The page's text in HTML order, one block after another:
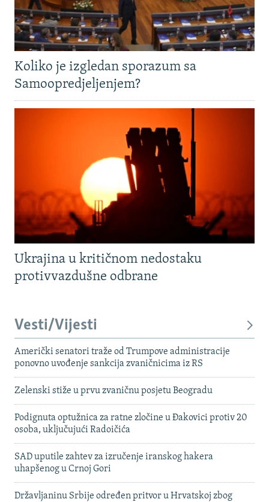
Koliko je izgledan sporazum sa
Samoopredjeljenjem?
Ukrajina u kritičnom nedostaku
protivvazdušne odbrane
Vesti/Vijesti
Američki senatori traže od Trumpove administracije
ponovno uvođenje sankcija zvaničnicima iz RS
Zelenski stiže u prvu zvaničnu posjetu Beogradu
Podignuta optužnica za ratne zločine u Đakovici protiv 20
osoba, uključujući Radoičića
SAD uputile zahtev za izručenje iranskog hakera
uhapšenog u Crnoj Gori
Državljaninu Srbije određen pritvor u Hrvatskoj zbog